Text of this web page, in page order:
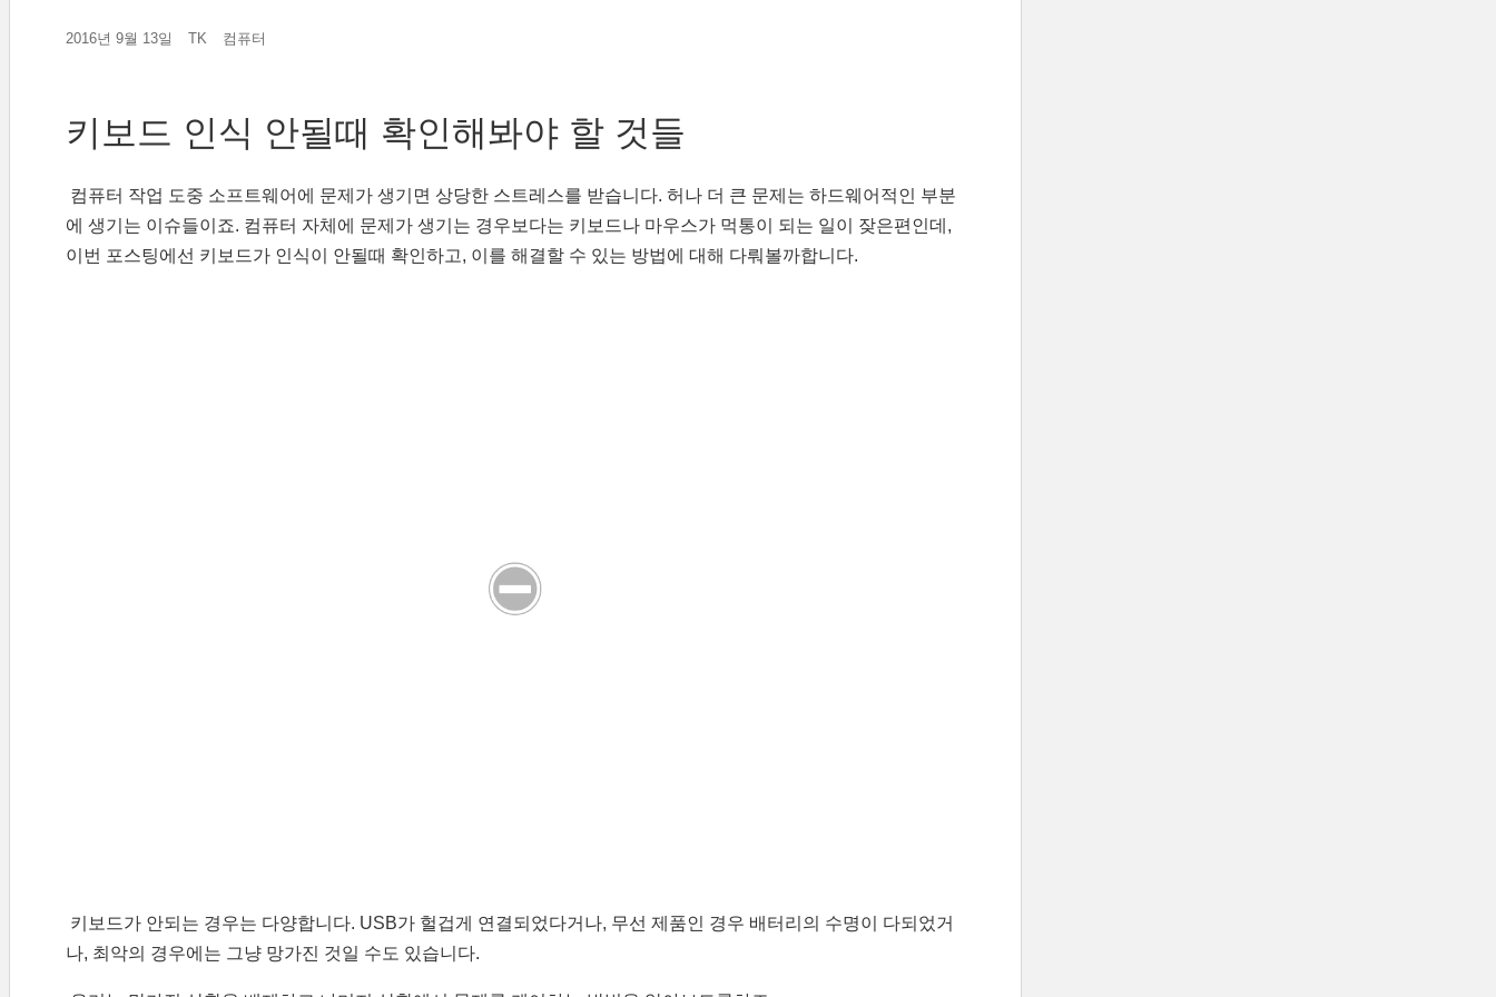
2016년 9월 13일 TK 컴퓨터
키보드 인식 안될때 확인해봐야 할 것들
컴퓨터 작업 도중 소프트웨어에 문제가 생기면 상당한 스트레스를 받습니다. 허나 더 큰 문제는 하드웨어적인 부분
에 생기는 이슈들이죠. 컴퓨터 자체에 문제가 생기는 경우보다는 키보드나 마우스가 먹통이 되는 일이 잦은편인데,
이번 포스팅에선 키보드가 인식이 안될때 확인하고, 이를 해결할 수 있는 방법에 대해 다뤄볼까합니다.
키보드가 안되는 경우는 다양합니다. USB가 헐겁게 연결되었다거나, 무선 제품인 경우 배터리의 수명이 다되었거
나, 최악의 경우에는 그냥 망가진 것일 수도 있습니다.